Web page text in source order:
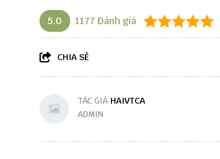
5.0 1177 Đánh giá
CHIA SẺ
TÁC GIẢ HAIVTCA
ADMIN